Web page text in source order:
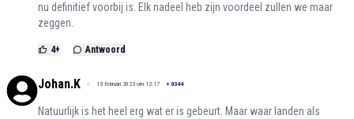
nu definitief voorbij is. Elk nadeel heb zijn voordeel zullen we maar
zeggen.
4+ Antwoord
Johan.K 13 februari 2023 om 12:17 + 6344
Natuurlijk is het heel erg wat er is gebeurt. Maar waar landen als